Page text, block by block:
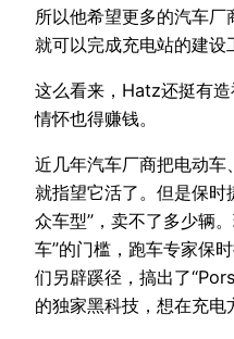
所以他希望更多的汽车
就可以完成充电站的建设
这么看来，Hatz还挺有
情怀也得赚钱。
近几年汽车厂商把电动
就指望它活了。但是保时
众车型”，卖不了多少辆
车”的门槛，跑车专家保
们另辟蹊径，搞出了
的独家黑科技，想在充电